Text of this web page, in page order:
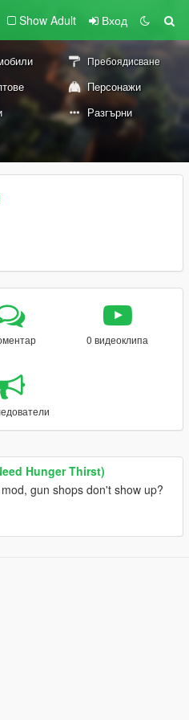
Show Adult Вход
Пребоядисване
Персонажи
Разгърни
0 видеоклипа
Hunger Thirst)
gun shops don't show up?